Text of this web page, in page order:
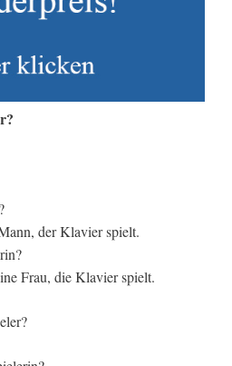
der Klavier spielt.
Frau, die Klavier spielt.